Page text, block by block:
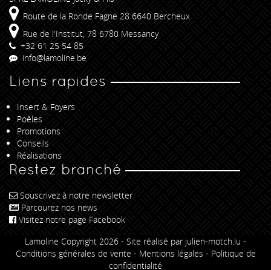
Route de la Ronde Fagne 28 6640 Bercheux
Rue de l'Institut, 78 6780 Messancy
+32 61 25 54 85
info@lamoline.be
Liens rapides
Insert & Foyers
Poêles
Promotions
Conseils
Réalisations
Restez branché
Souscrivez à notre newsletter
Parcourez nos news
Visitez notre page Facebook
Lamoline Copyright 2026 - Site réalisé par julien-motch.lu -
Conditions générales de vente - Mentions légales - Politique de
confidentialité